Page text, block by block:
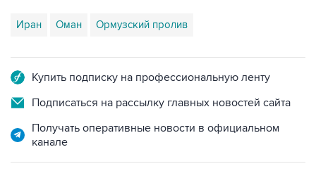
Иран Оман Ормузский пролив
Купить подписку на профессиональную ленту
Подписаться на рассылку главных новостей сайта
Получать оперативные новости в официальном
канале